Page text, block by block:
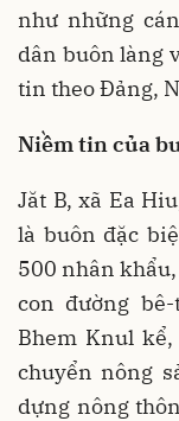
như những
dân buôn làng
tin theo Đảng,
Niềm tin của
Jăt B, xã Ea
là buôn đặc
500 nhân
con đường
Bhem Knul
chuyển nông
dựng nông